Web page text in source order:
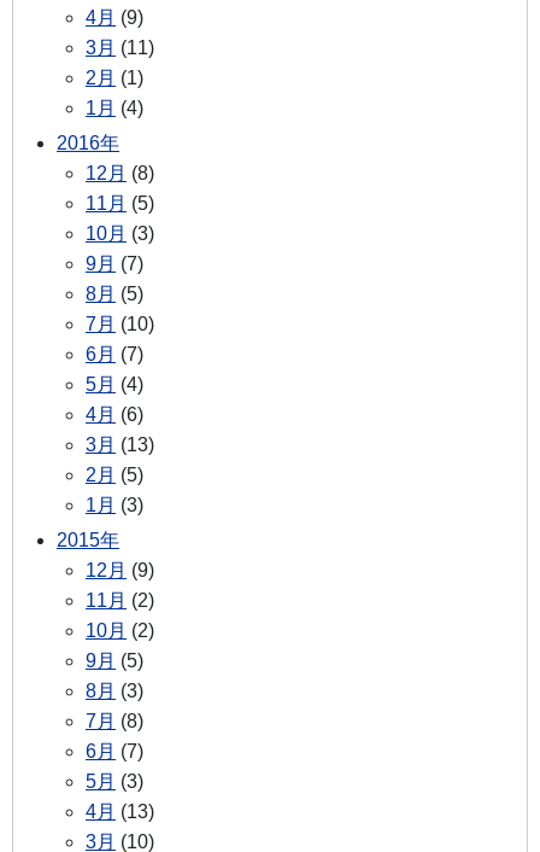
4月 (9)
3月 (11)
2月 (1)
1月 (4)
2016年
12月 (8)
11月 (5)
10月 (3)
9月 (7)
8月 (5)
7月 (10)
6月 (7)
5月 (4)
4月 (6)
3月 (13)
2月 (5)
1月 (3)
2015年
12月 (9)
11月 (2)
10月 (2)
9月 (5)
8月 (3)
7月 (8)
6月 (7)
5月 (3)
4月 (13)
3月 (10)